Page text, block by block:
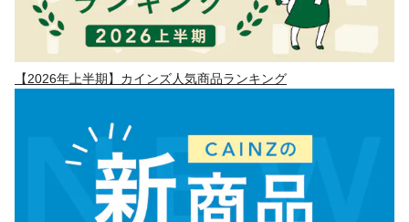
【2026年上半期】カインズ人気商品ランキング